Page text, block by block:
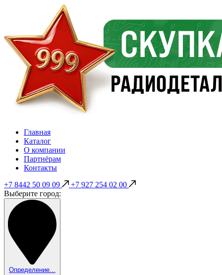
Главная
Каталог
О компании
Партнёрам
Контакты
+7 8442 50 09 09
+7 927 254 02 00
Выберите город:
Определение...